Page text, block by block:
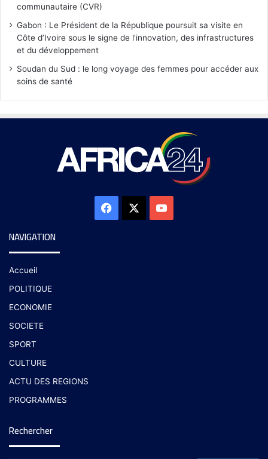
communautaire (CVR)
Gabon : Le Président de la République poursuit sa visite en
Côte d’Ivoire sous le signe de l’innovation, des infrastructures
et du développement
Soudan du Sud : le long voyage des femmes pour accéder aux
soins de santé
NAVIGATION
Accueil
POLITIQUE
ECONOMIE
SOCIETE
SPORT
CULTURE
ACTU DES REGIONS
PROGRAMMES
Rechercher